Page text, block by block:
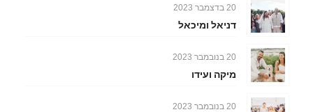
20 בדצמבר 2023
דניאל ומיכאל
20 בנובמבר 2023
מיקה ועידו
20 בנובמבר 2023